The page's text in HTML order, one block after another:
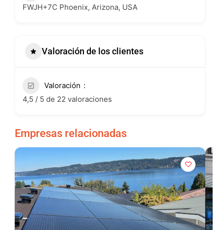
FWJH+7C Phoenix, Arizona, USA
Valoración de los clientes
Valoración
4,5 / 5 de 22 valoraciones
Empresas relacionadas